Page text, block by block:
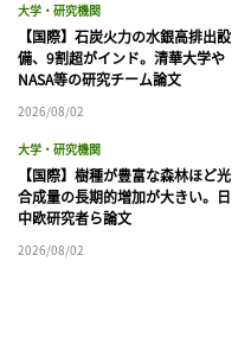
大学・研究機関
【国際】石炭火力の水銀高排出設
備、9割超がインド。清華大学や
NASA等の研究チーム論文
2026/08/02
大学・研究機関
【国際】樹種が豊富な森林ほど光
合成量の長期的増加が大きい。日
中欧研究者ら論文
2026/08/02